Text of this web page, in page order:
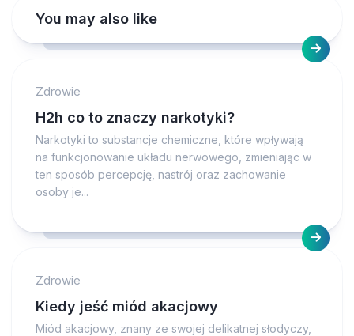
You may also like
Zdrowie
H2h co to znaczy narkotyki?
Narkotyki to substancje chemiczne, które wpływają
na funkcjonowanie układu nerwowego, zmieniając w
ten sposób percepcję, nastrój oraz zachowanie
osoby je...
Zdrowie
Kiedy jeść miód akacjowy
Miód akacjowy, znany ze swojej delikatnej słodyczy,